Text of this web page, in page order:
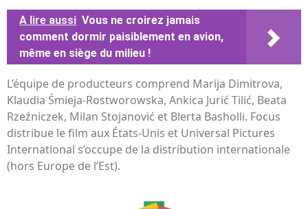
A lire aussi Vous ne croirez jamais
comment dormir paisiblement en avion,
même en siège du milieu !
L’équipe de producteurs comprend Marija Dimitrova,
Klaudia Śmieja-Rostworowska, Ankica Jurić Tilić, Beata
Rzeźniczek, Milan Stojanović et Blerta Basholli. Focus
distribue le film aux États-Unis et Universal Pictures
International s’occupe de la distribution internationale
(hors Europe de l’Est).